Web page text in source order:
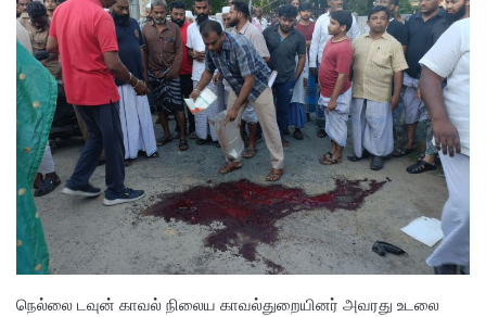
நெல்லை டவுன் காவல் நிலைய காவல்துறையினர் அவரது உடலை